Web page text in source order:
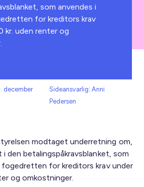
som anvendes i
for kreditors krav
kr. uden renter og
december
Sideansvarlig: Anni
Pedersen
modtaget underretning om,
den betalingspåkravsblanket, som
fogedretten for kreditors krav under
og omkostninger.